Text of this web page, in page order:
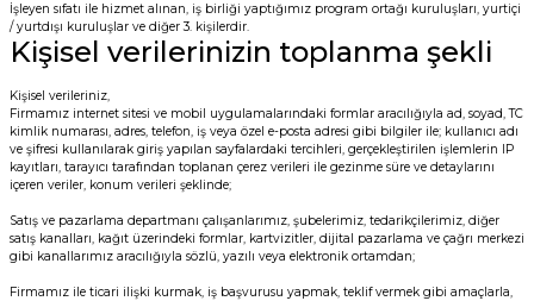
İşleyen sıfatı ile hizmet alınan, iş birliği yaptığımız program ortağı kuruluşları, yurtiçi
/ yurtdışı kuruluşlar ve diğer 3. kişilerdir.
Kişisel verilerinizin toplanma şekli
Kişisel verileriniz,
Firmamız internet sitesi ve mobil uygulamalarındaki formlar aracılığıyla ad, soyad, TC
kimlik numarası, adres, telefon, iş veya özel e-posta adresi gibi bilgiler ile; kullanıcı adı
ve şifresi kullanılarak giriş yapılan sayfalardaki tercihleri, gerçekleştirilen işlemlerin IP
kayıtları, tarayıcı tarafından toplanan çerez verileri ile gezinme süre ve detaylarını
içeren veriler, konum verileri şeklinde;
Satış ve pazarlama departmanı çalışanlarımız, şubelerimiz, tedarikçilerimiz, diğer
satış kanalları, kağıt üzerindeki formlar, kartvizitler, dijital pazarlama ve çağrı merkezi
gibi kanallarımız aracılığıyla sözlü, yazılı veya elektronik ortamdan;
Firmamız ile ticari ilişki kurmak, iş başvurusu yapmak, teklif vermek gibi amaçlarla,